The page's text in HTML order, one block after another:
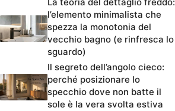
l’elemento minimalista che
spezza la monotonia del
vecchio bagno (e rinfresca lo
sguardo)
Il segreto dell’angolo cieco:
perché posizionare lo
specchio dove non batte il
sole è la vera svolta estiva